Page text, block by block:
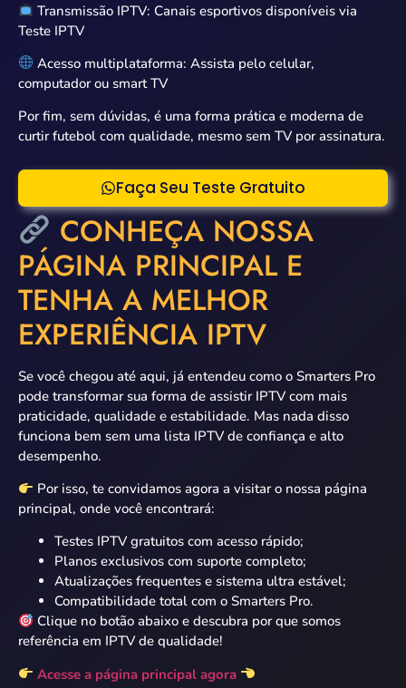
Transmissão IPTV: Canais esportivos disponíveis via
Teste IPTV
Acesso multiplataforma: Assista pelo celular,
computador ou smart TV
Por fim, sem dúvidas, é uma forma prática e moderna de
curtir futebol com qualidade, mesmo sem TV por assinatura.
Faça Seu Teste Gratuito
CONHEÇA NOSSA
PÁGINA PRINCIPAL E
TENHA A MELHOR
EXPERIÊNCIA IPTV
Se você chegou até aqui, já entendeu como o Smarters Pro
pode transformar sua forma de assistir IPTV com mais
praticidade, qualidade e estabilidade. Mas nada disso
funciona bem sem uma lista IPTV de confiança e alto
desempenho.
Por isso, te convidamos agora a visitar o nossa página
principal, onde você encontrará:
Testes IPTV gratuitos com acesso rápido;
Planos exclusivos com suporte completo;
Atualizações frequentes e sistema ultra estável;
Compatibilidade total com o Smarters Pro.
Clique no botão abaixo e descubra por que somos
referência em IPTV de qualidade!
Acesse a página principal agora